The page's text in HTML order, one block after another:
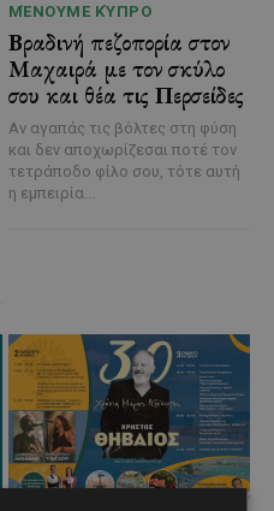
ΜΈΝΟΥΜΕ ΚΎΠΡΟ
Βραδινή πεζοπορία στον
Μαχαιρά με τον σκύλο
σου και θέα τις Περσείδες
Αν αγαπάς τις βόλτες στη φύση
και δεν αποχωρίζεσαι ποτέ τον
τετράποδο φίλο σου, τότε αυτή
η εμπειρία...